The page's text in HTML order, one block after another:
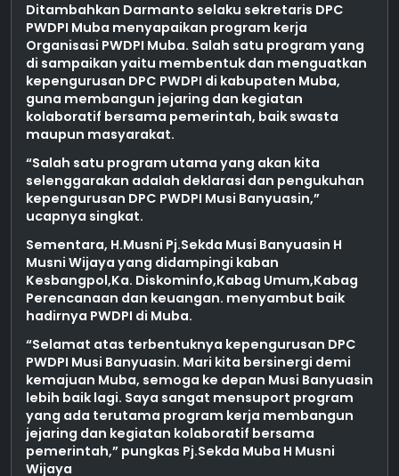
Ditambahkan Darmanto selaku sekretaris DPC
PWDPI Muba menyapaikan program kerja
Organisasi PWDPI Muba. Salah satu program yang
di sampaikan yaitu membentuk dan menguatkan
kepengurusan DPC PWDPI di kabupaten Muba,
guna membangun jejaring dan kegiatan
kolaboratif bersama pemerintah, baik swasta
maupun masyarakat.
“Salah satu program utama yang akan kita
selenggarakan adalah deklarasi dan pengukuhan
kepengurusan DPC PWDPI Musi Banyuasin,”
ucapnya singkat.
Sementara, H.Musni Pj.Sekda Musi Banyuasin H
Musni Wijaya yang didampingi kaban
Kesbangpol,Ka. Diskominfo,Kabag Umum,Kabag
Perencanaan dan keuangan. menyambut baik
hadirnya PWDPI di Muba.
“Selamat atas terbentuknya kepengurusan DPC
PWDPI Musi Banyuasin. Mari kita bersinergi demi
kemajuan Muba, semoga ke depan Musi Banyuasin
lebih baik lagi. Saya sangat mensuport program
yang ada terutama program kerja membangun
jejaring dan kegiatan kolaboratif bersama
pemerintah,” pungkas Pj.Sekda Muba H Musni
Wijaya